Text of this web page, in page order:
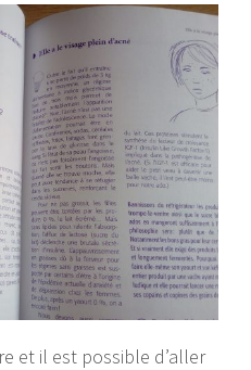
et il est possible d’aller